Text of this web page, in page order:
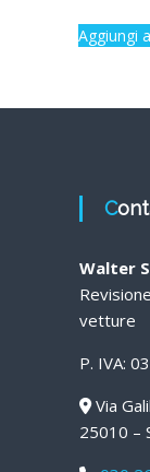
Aggiungi
Walter
vetture
P. IVA:
Via
25010 –